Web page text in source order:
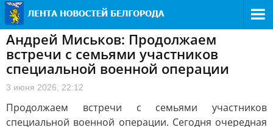
Андрей Миськов: Продолжаем
встречи с семьями участников
специальной военной операции
3 июня 2026, 22:12
Продолжаем встречи с семьями участников
специальной военной операции. Сегодня очередная